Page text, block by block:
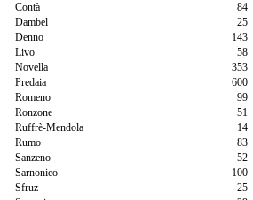
Contà
84
Dambel
25
Denno
143
Livo
58
Novella
353
Predaia
600
Romeno
99
Ronzone
51
Ruffrè-Mendola
14
Rumo
83
Sanzeno
52
Sarnonico
100
Sfruz
25